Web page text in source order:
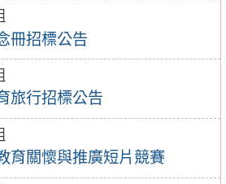
冊招標公告
旅行招標公告
育關懷與推廣短片競賽